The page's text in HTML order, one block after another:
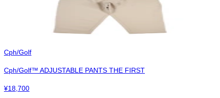
Cph/Golf
Cph/Golf™︎ ADJUSTABLE PANTS THE FIRST
¥18,700